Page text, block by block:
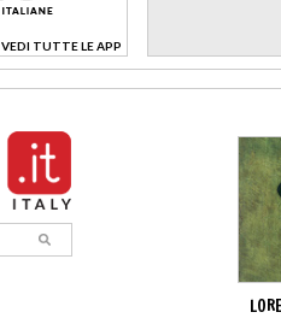
VEDI TUTTE LE APP
>